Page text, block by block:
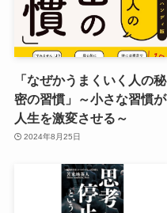
「なぜかうまくいく人の秘
密の習慣」～小さな習慣が
人生を激変させる～
2024年8月25日